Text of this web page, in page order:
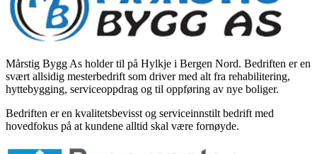
Mårstig Bygg As holder til på Hylkje i Bergen Nord. Bedriften er en
svært allsidig mesterbedrift som driver med alt fra rehabilitering,
hyttebygging, serviceoppdrag og til oppføring av nye boliger.
Bedriften er en kvalitetsbevisst og serviceinnstilt bedrift med
hovedfokus på at kundene alltid skal være fornøyde.